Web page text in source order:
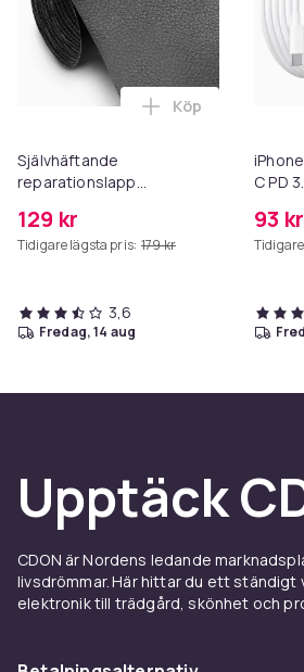
Självhäftande
reparationslapp
129 kr
Tidigare lägsta pris: 179 kr
Lägg till
Köp
3,6
fredag, 14 aug
C PD
93 kr
Upptäck
CDON är Nordens ledande
livsdrömmar. Här hittar du ett ständigt
elektronik till trädgård, skönhet och